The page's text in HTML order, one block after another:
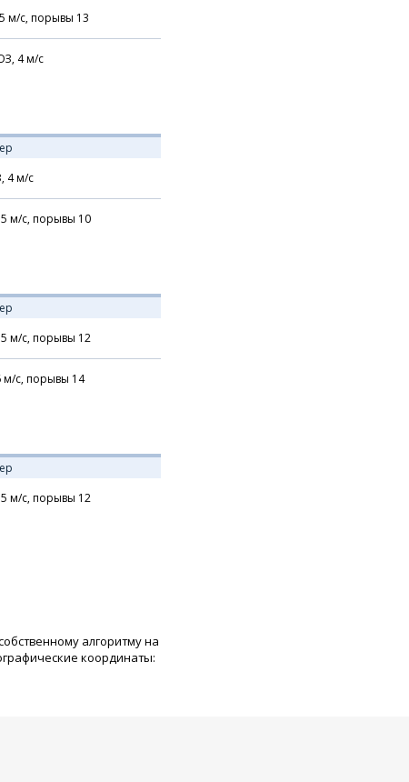
5 м/с, порывы 13
4м/с
4м/с
5 м/с, порывы 10
5 м/с, порывы 12
м/с, порывы 14
5 м/с, порывы 12
алгоритму на
координаты: